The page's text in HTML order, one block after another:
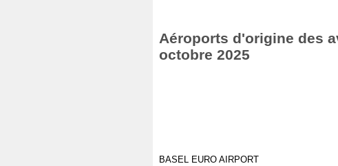
Aéroports d'origine des
octobre 2025
BASEL EURO AIRPORT